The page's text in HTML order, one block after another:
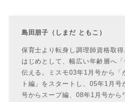
島田朋子（しまだ ともこ）
保育士より転身し調理師資格取
はじめとして、幅広い年齢層へ
伝える。ミスモ03年1月号から「
ト編」をスタートし、05年1月号
号からスープ編、08年1月号から